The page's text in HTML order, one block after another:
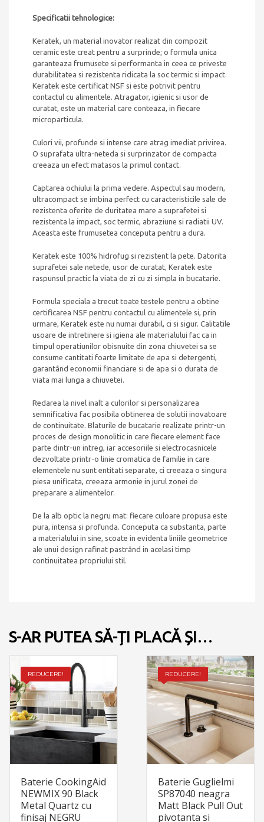
Specificatii tehnologice:
Keratek, un material inovator realizat din compozit
ceramic este creat pentru a surprinde; o formula unica
garanteaza frumusete si performanta in ceea ce priveste
durabilitatea si rezistenta ridicata la soc termic si impact.
Keratek este certificat NSF si este potrivit pentru
contactul cu alimentele. Atragator, igienic si usor de
curatat, este un material care conteaza, in fiecare
microparticula.
Culori vii, profunde si intense care atrag imediat privirea.
O suprafata ultra-neteda si surprinzator de compacta
creeaza un efect matasos la primul contact.
Captarea ochiului la prima vedere. Aspectul sau modern,
ultracompact se imbina perfect cu caracteristicile sale de
rezistenta oferite de duritatea mare a suprafetei si
rezistenta la impact, soc termic, abraziune si radiatii UV.
Aceasta este frumusetea conceputa pentru a dura.
Keratek este 100% hidrofug si rezistent la pete. Datorita
suprafetei sale netede, usor de curatat, Keratek este
raspunsul practic la viata de zi cu zi simpla in bucatarie.
Formula speciala a trecut toate testele pentru a obtine
certificarea NSF pentru contactul cu alimentele si, prin
urmare, Keratek este nu numai durabil, ci si sigur. Calitatile
usoare de intretinere si igiena ale materialului fac ca in
timpul operatiunilor obisnuite din zona chiuvetei sa se
consume cantitati foarte limitate de apa si detergenti,
garantând economii financiare si de apa si o durata de
viata mai lunga a chiuvetei.
Redarea la nivel inalt a culorilor si personalizarea
semnificativa fac posibila obtinerea de solutii inovatoare
de continuitate. Blaturile de bucatarie realizate printr-un
proces de design monolitic in care fiecare element face
parte dintr-un intreg, iar accesoriile si electrocasnicele
dezvoltate printr-o linie cromatica de familie in care
elementele nu sunt entitati separate, ci creeaza o singura
piesa unificata, creeaza armonie in jurul zonei de
preparare a alimentelor.
De la alb optic la negru mat: fiecare culoare propusa este
pura, intensa si profunda. Conceputa ca substanta, parte
a materialului in sine, scoate in evidenta liniile geometrice
ale unui design rafinat pastrând in acelasi timp
continuitatea propriului stil.
S-AR PUTEA SĂ-ȚI PLACĂ ȘI…
REDUCERE!
Baterie CookingAid
NEWMIX 90 Black
Metal Quartz cu
finisaj NEGRU
REDUCERE!
Baterie Guglielmi
SP87040 neagra
Matt Black Pull Out
pivotanta si